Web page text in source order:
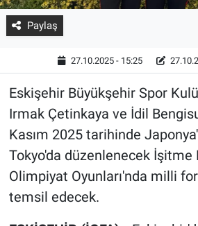
Paylaş
27.10.2025 - 15:25
Eskişehir Büyükşehir Spor
Irmak Çetinkaya ve İdil
Kasım 2025 tarihinde
Tokyo'da düzenlenecek İşitme
Olimpiyat Oyunları'nda milli
temsil edecek.